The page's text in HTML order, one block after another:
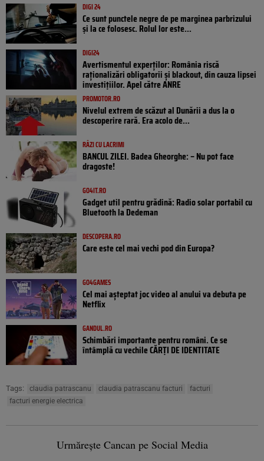
DIGI 24
Ce sunt punctele negre de pe marginea parbrizului
și la ce folosesc. Rolul lor este...
DIGI24
Avertismentul experților: România riscă
raționalizări obligatorii și blackout, din cauza lipsei
investițiilor. Apel către ANRE
PROMOTOR.RO
Nivelul extrem de scăzut al Dunării a dus la o
descoperire rară. Era acolo de...
RÂZI CU LACRIMI
BANCUL ZILEI. Badea Gheorghe: – Nu pot face
dragoste!
GO4IT.RO
Gadget util pentru grădină: Radio solar portabil cu
Bluetooth la Dedeman
DESCOPERA.RO
Care este cel mai vechi pod din Europa?
GO4GAMES
Cel mai așteptat joc video al anului va debuta pe
Netflix
GANDUL.RO
Schimbări importante pentru români. Ce se
întâmplă cu vechile CĂRȚI DE IDENTITATE
Tags: claudia patrascanu claudia patrascanu facturi
facturi
facturi energie electrica
Urmărește Cancan pe Social Media